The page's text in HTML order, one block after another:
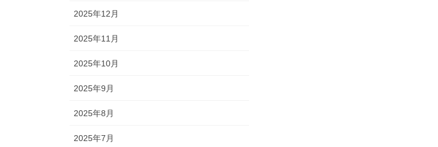
2025年12月
2025年11月
2025年10月
2025年9月
2025年8月
2025年7月